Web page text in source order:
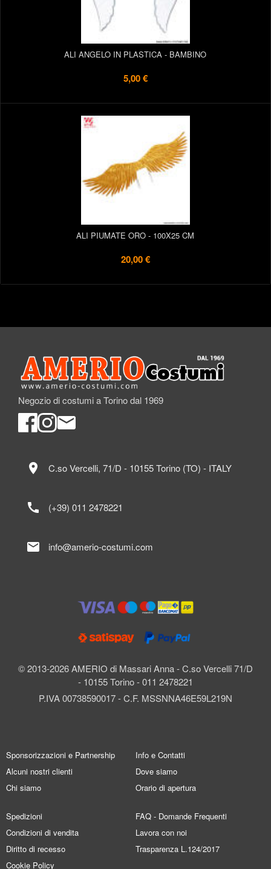
ALI ANGELO IN PLASTICA - BAMBINO
5,00 €
ALI PIUMATE ORO - 100X25 CM
20,00 €
Negozio di costumi a Torino dal 1969
© 2013-2026 AMERIO di Massari Anna - C.so Vercelli 71/D
- 10155 Torino - 011 2478221
P.IVA 00738590017 - C.F. MSSNNA46E59L219N
location_on C.so Vercelli, 71/D - 10155 Torino (TO) - ITALY
call (+39) 011 2478221
mail info@amerio-costumi.com
Sponsorizzazioni e Partnership
Alcuni nostri clienti
Chi siamo
Info e Contatti
Dove siamo
Orario di apertura
Spedizioni
Condizioni di vendita
Diritto di recesso
Cookie Policy
FAQ - Domande Frequenti
Lavora con noi
Trasparenza L.124/2017